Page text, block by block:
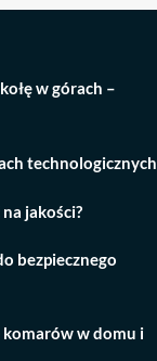
w górach –
technologicznych
jakości?
bezpiecznego
w domu i